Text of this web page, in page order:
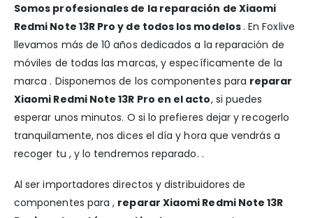
Somos profesionales de la reparación de Xiaomi
Redmi Note 13R Pro y de todos los modelos. En Foxlive
llevamos más de 10 años dedicados a la reparación de
móviles de todas las marcas, y específicamente de la
marca . Disponemos de los componentes para reparar
Xiaomi Redmi Note 13R Pro en el acto, si puedes
esperar unos minutos. O si lo prefieres dejar y recogerlo
tranquilamente, nos dices el día y hora que vendrás a
recoger tu , y lo tendremos reparado. .
Al ser importadores directos y distribuidores de
componentes para , reparar Xiaomi Redmi Note 13R